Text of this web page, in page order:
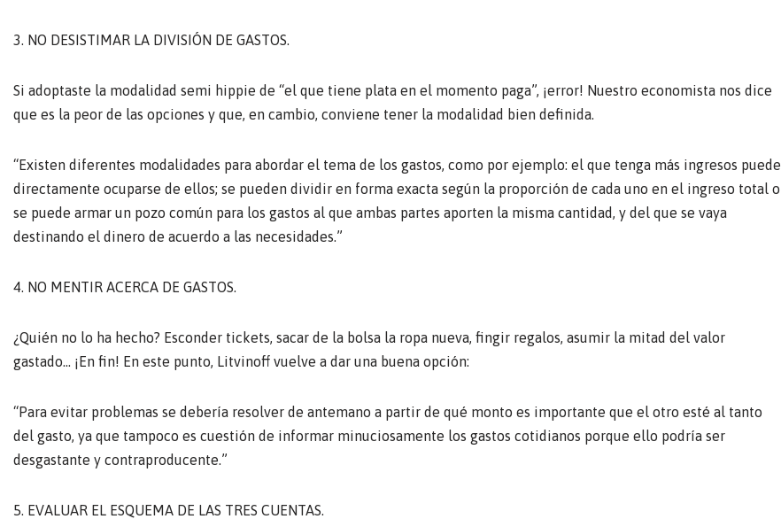
3. NO DESISTIMAR LA DIVISIÓN DE GASTOS.
Si adoptaste la modalidad semi hippie de “el que tiene plata en el momento paga”, ¡error! Nuestro economista nos dice
que es la peor de las opciones y que, en cambio, conviene tener la modalidad bien definida.
“Existen diferentes modalidades para abordar el tema de los gastos, como por ejemplo: el que tenga más ingresos puede
directamente ocuparse de ellos; se pueden dividir en forma exacta según la proporción de cada uno en el ingreso total o
se puede armar un pozo común para los gastos al que ambas partes aporten la misma cantidad, y del que se vaya
destinando el dinero de acuerdo a las necesidades.”
4. NO MENTIR ACERCA DE GASTOS.
¿Quién no lo ha hecho? Esconder tickets, sacar de la bolsa la ropa nueva, fingir regalos, asumir la mitad del valor
gastado… ¡En fin! En este punto, Litvinoff vuelve a dar una buena opción:
“Para evitar problemas se debería resolver de antemano a partir de qué monto es importante que el otro esté al tanto
del gasto, ya que tampoco es cuestión de informar minuciosamente los gastos cotidianos porque ello podría ser
desgastante y contraproducente.”
5. EVALUAR EL ESQUEMA DE LAS TRES CUENTAS.